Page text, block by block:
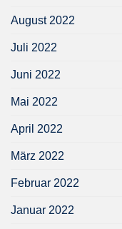
August 2022
Juli 2022
Juni 2022
Mai 2022
April 2022
März 2022
Februar 2022
Januar 2022